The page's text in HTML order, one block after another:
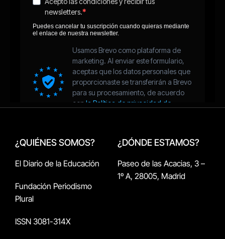
¿QUIÉNES SOMOS?
El Diario de la Educación
Fundación Periodismo
Plural
ISSN 3081-314X
¿DÓNDE ESTAMOS?
Paseo de las Acacias, 3 –
1º A, 28005, Madrid